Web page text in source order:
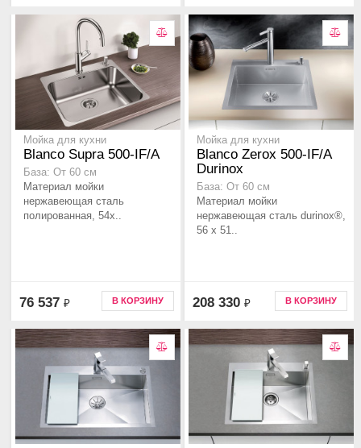
Мойка для кухни
Blanco Supra 500-IF/A
База: От 60 см
Материал мойки
нержавеющая сталь
полированная, 54x..
76 537 ₽ В КОРЗИНУ
Мойка для кухни
Blanco Zerox 500-IF/A
Durinox
База: От 60 см
Материал мойки
нержавеющая сталь durinox®,
56 x 51..
208 330 ₽ В КОРЗИНУ